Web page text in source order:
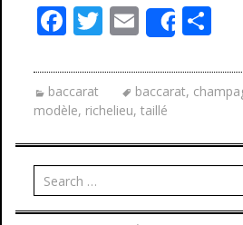
F
e
b
o
o
k
T
itt
er
E
m
ai
l
Share
ta
g
er
baccarat baccarat,
modèle, richelieu, taillé